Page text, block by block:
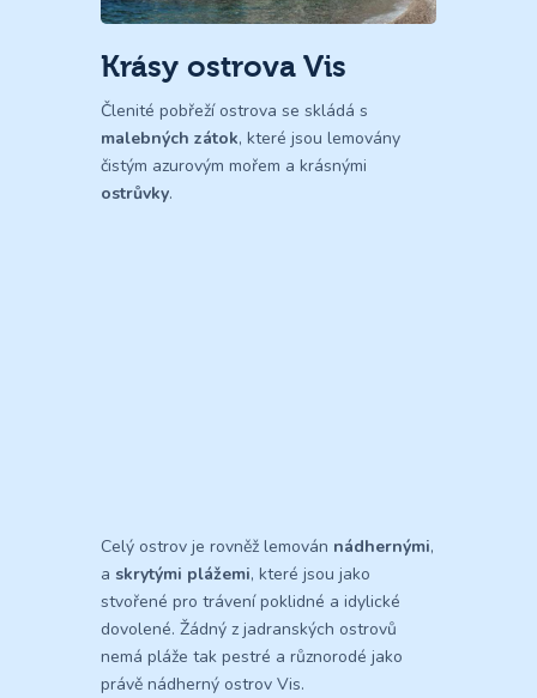
Krásy ostrova Vis
Členité pobřeží ostrova se skládá s
malebných zátok, které jsou lemovány
čistým azurovým mořem a krásnými
ostrůvky.
Celý ostrov je rovněž lemován nádhernými,
a skrytými plážemi, které jsou jako
stvořené pro trávení poklidné a idylické
dovolené. Žádný z jadranských ostrovů
nemá pláže tak pestré a různorodé jako
právě nádherný ostrov Vis.